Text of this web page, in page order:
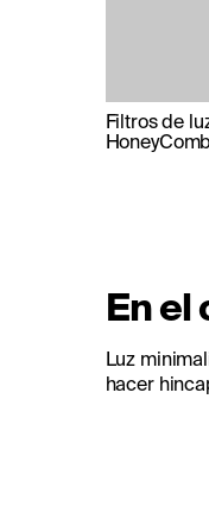
Filtros de
En el
Luz
hacer